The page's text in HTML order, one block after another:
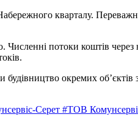
кварталу.
потоки коштів
будівництво окремих
Серет #ТОВ